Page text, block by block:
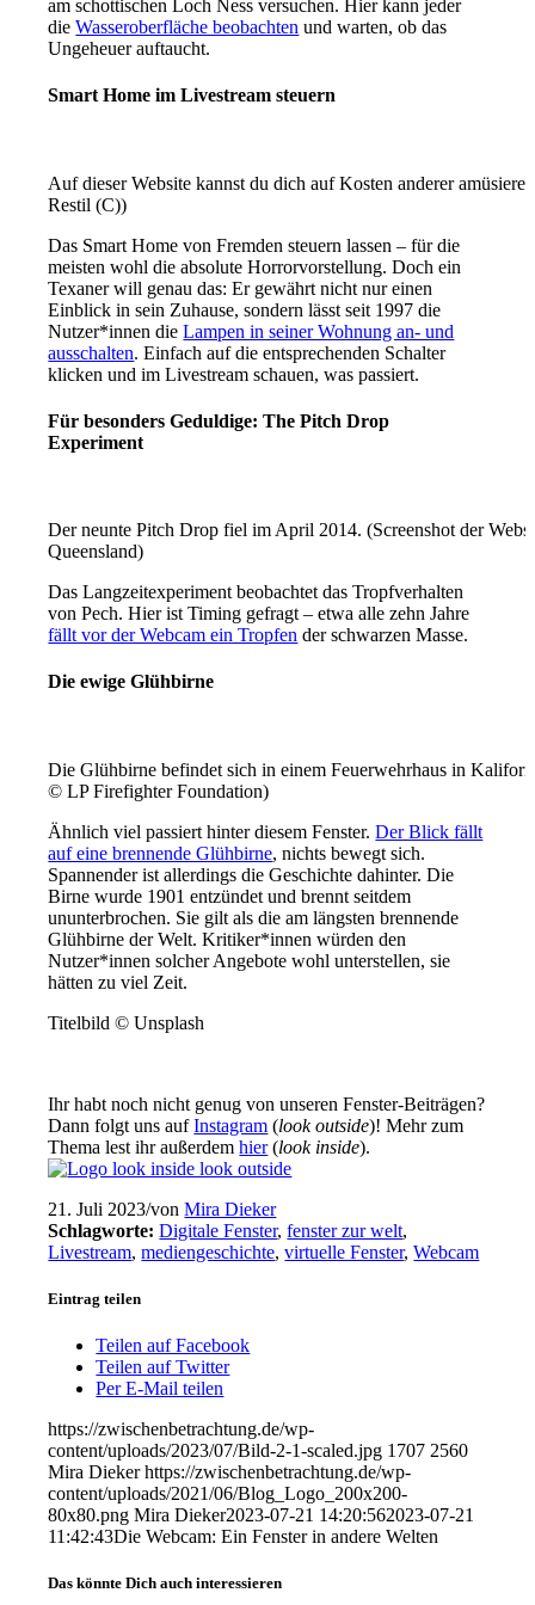
am schottischen Loch Ness versuchen. Hier kann jeder
dieWasseroberfläche beobachten und warten, ob das
Ungeheuer auftaucht.
Smart Home im Livestream steuern
Auf dieser Website kannst du dich auf Kosten anderer
Restil (C))
Das Smart Home von Fremden steuern lassen – für die
meisten wohl die absolute Horrorvorstellung. Doch ein
Texaner will genau das: Er gewährt nicht nur einen
Einblick in sein Zuhause, sondern lässt seit 1997 die
Nutzer*innen dieLampen in seiner Wohnung an- und
ausschalten. Einfach auf die entsprechenden Schalter
klicken und im Livestream schauen, was passiert.
Für besonders Geduldige: The Pitch Drop
Experiment
Der neunte Pitch Drop fiel im April 2014. (Screenshot der
Queensland)
Das Langzeitexperiment beobachtet das Tropfverhalten
von Pech. Hier ist Timing gefragt – etwa alle zehn Jahre
fällt vor der Webcam ein Tropfen der schwarzen Masse.
Die ewige Glühbirne
Die Glühbirne befindet sich in einem Feuerwehrhaus in
© LP Firefighter Foundation)
Ähnlich viel passiert hinter diesem Fenster.Der Blick fällt
auf eine brennende Glühbirne, nichts bewegt sich.
Spannender ist allerdings die Geschichte dahinter. Die
Birne wurde 1901 entzündet und brennt seitdem
ununterbrochen. Sie gilt als die am längsten brennende
Glühbirne der Welt. Kritiker*innen würden den
Nutzer*innen solcher Angebote wohl unterstellen, sie
hätten zu viel Zeit.
Titelbild © Unsplash
Ihr habt noch nicht genug von unseren Fenster-Beiträgen?
Dann folgt uns aufInstagram (look outside)! Mehr zum
Thema lest ihr außerdemhier(look inside).
21. Juli 2023/vonMira Dieker
Schlagworte: Digitale Fenster,fenster zur welt,
Livestream,mediengeschichte,virtuelle Fenster,Webcam
Eintrag teilen
Teilen auf Facebook
Teilen auf Twitter
Per E-Mail teilen
https://zwischenbetrachtung.de/wp-
content/uploads/2023/07/Bild-2-1-scaled.jpg 1707 2560
Mira Dieker https://zwischenbetrachtung.de/wp-
content/uploads/2021/06/Blog_Logo_200x200-
80x80.png Mira Dieker2023-07-21 14:20:562023-07-21
11:42:43Die Webcam: Ein Fenster in andere Welten
Das könnte Dich auch interessieren